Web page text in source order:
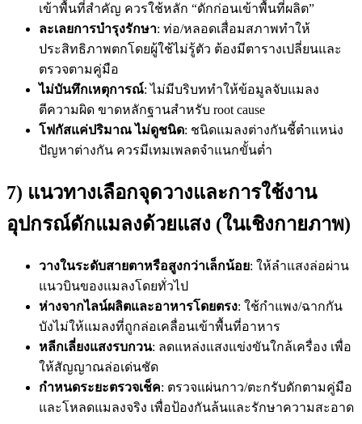
เข้าพื้นที่สำคัญ ควรใช้หลัก “ดักก่อนเข้าพื้นที่ผลิต”
ละเลยการบำรุงรักษา: ท่อ/หลอดเสื่อมสภาพทำให้
ประสิทธิภาพตกโดยผู้ใช้ไม่รู้ตัว ต้องมีตารางเปลี่ยนและ
ตรวจตามคู่มือ
ไม่บันทึกเหตุการณ์: ไม่มีบริบททำให้ข้อมูลจับแมลง
ตีความผิด ขาดหลักฐานสำหรับ root cause
โฟกัสแค่ปริมาณ ไม่ดูชนิด: ชนิดแมลงต่างกันชี้ตำแหน่ง
ปัญหาต่างกัน ควรมีเทมเพลตจำแนกขั้นต่ำ
7) แนวทางเลือกจุดวางและการใช้งาน
อุปกรณ์ดักแมลงด้วยแสง (ในเชิงกายภาพ)
วางในระดับสายตาหรือสูงกว่าเล็กน้อย: ให้ลำแสงล่อผ่าน
แนวบินของแมลงโดยทั่วไป
ห่างจากไลน์ผลิตและอาหารโดยตรง: ใช้กำแพง/ฉากกัน
บังไม่ให้แมลงที่ถูกล่อเคลื่อนเข้าพื้นที่อาหาร
หลีกเลี่ยงแสงรบกวน: ลดแหล่งแสงแข่งขันใกล้เครื่อง เพื่อ
ให้สัญญาณล่อเด่นชัด
กำหนดระยะตรวจเช็ค: ตรวจแผ่นกาว/ตะกรับดักตามคู่มือ
และโหลดแมลงจริง เพื่อป้องกันล้นและรักษาความสะอาด